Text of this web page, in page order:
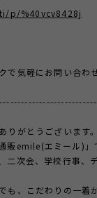
p/%40vcv8428j
気軽にお問い合わせ
りがとうございます。
販emile(エミール)」
二次会、学校行事、
も、こだわりの一着